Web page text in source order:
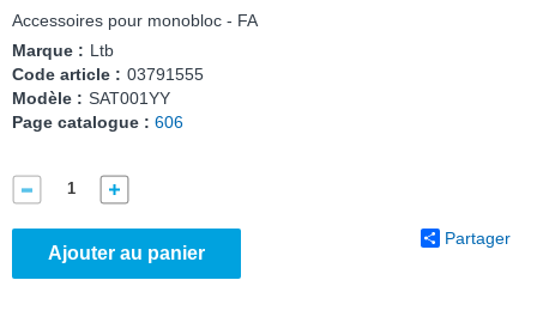
Accessoires pour monobloc - FA
Marque : Ltb
Code article : 03791555
Modèle : SAT001YY
Page catalogue : 606
Ajouter au panier
Partager